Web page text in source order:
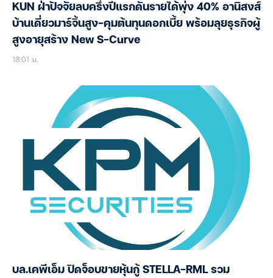
KUN ฝ่าปัจจัยลบครึ่งปีแรกดันรายได้พุ่ง 40% อานิสงส์
บ้านเดี่ยวมาร์จิ้นสูง-คุมต้นทุนดอกเบี้ย พร้อมลุยธุรกิจผู้
สูงอายุสร้าง New S-Curve
18:01 น.
บล.เคพีเอ็ม ปิดจ็อบขายหุ้นกู้ STELLA-RML รวม